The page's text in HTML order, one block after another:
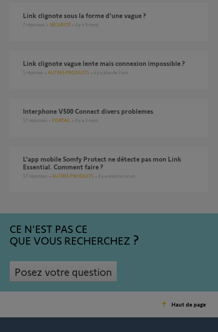
Link clignote sous la forme d'une vague ?
7 réponses SÉCURITÉ il y a 9 mois
Link clignote vague lente mais connexion impossible ?
1 réponse AUTRES PRODUITS il y a plus de 3 ans
Interphone V500 Connect divers problemes
17 réponses PORTAIL il y a 3 mois
L'app mobile Somfy Protect ne détecte pas mon Link
Essential. Comment faire ?
17 réponses AUTRES PRODUITS il y a environ un an
CE N'EST PAS CE
QUE VOUS RECHERCHEZ
Posez votre question
Haut de page